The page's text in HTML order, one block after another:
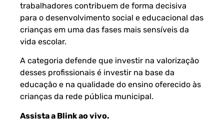
trabalhadores contribuem de forma decisiva
para o desenvolvimento social e educacional das
crianças em uma das fases mais sensíveis da
vida escolar.
A categoria defende que investir na valorização
desses profissionais é investir na base da
educação e na qualidade do ensino oferecido às
crianças da rede pública municipal.
Assista a Blink ao vivo.